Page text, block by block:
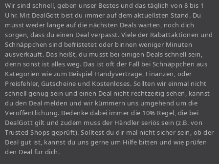
Wir sind schnell, geben unser Bestes und das täglich von 8 bis 1
Uhr. Mit DealGott bist du immer auf dem aktuellsten Stand. Du
musst weder lange auf die nächsten Deals warten, noch dich
sorgen, dass du einen Deal verpasst. Viele der Rabattaktionen und
Schnäppchen sind befristetet oder binnen weniger Minuten
ausverkauft. Das heißt, du musst bei einigen Deals schnell sein,
denn sonst ist alles weg. Das ist oft der Fall bei Schnäppchen aus
Kategorien wie zum Beispiel Handyverträge, Finanzen, oder
Preisfehler, Gutscheine und Kostenloses. Sollten wir einmal nicht
schnell genug sein und einen Deal nicht rechtzeitig sehen, kannst
du den Deal melden und wir kümmern uns umgehend um die
Veröffentlichung. Bedenke dabei immer die 10% Regel, die bei
DealGott gilt und zudem muss der Händler seriös sein (z.B. von
Trusted Shops geprüft). Solltest du dir mal nicht sicher sein, ob der
Deal gut ist, kannst du uns gerne um Hilfe bitten und wie prüfen
den Deal für dich.